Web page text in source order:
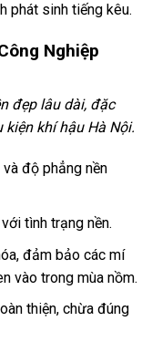
phát sinh tiếng kêu.
Nghiệp
đẹp lâu dài, đặc
khí hậu Hà Nội.
độ phẳng nền
tình trạng nền.
đảm bảo các mí
vào trong mùa nồm.
thiện, chừa đúng